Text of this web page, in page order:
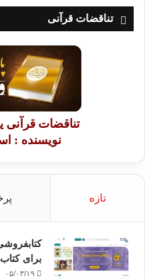
تناقضات قرآنی
تناقضات
نویسنده :
تازه
برای
۰۵/۰۳/۱۹